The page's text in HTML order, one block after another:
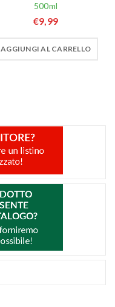
500ml
€9,99
AGGIUNGI AL CARRELLO